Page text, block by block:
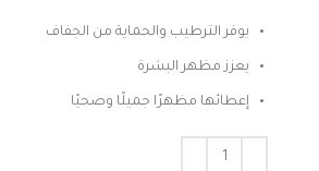
يوفر الترطيب والحماية من الجفاف
يعزز مظهر البشرة
إعطائها مظهرًا جميلًا وصحيًا